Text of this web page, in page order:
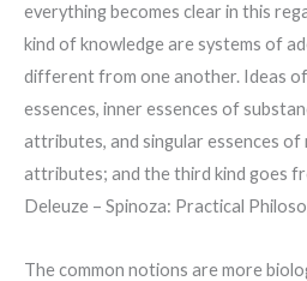
everything becomes clear in this
kind of knowledge are systems of
different from one another. Ideas
essences, inner essences of
attributes, and singular essences of
attributes; and the third kind goes
Deleuze – Spinoza: Practical
The common notions are more